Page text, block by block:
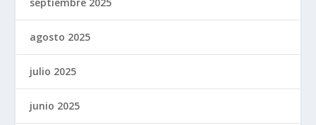
agosto 2025
julio 2025
junio 2025